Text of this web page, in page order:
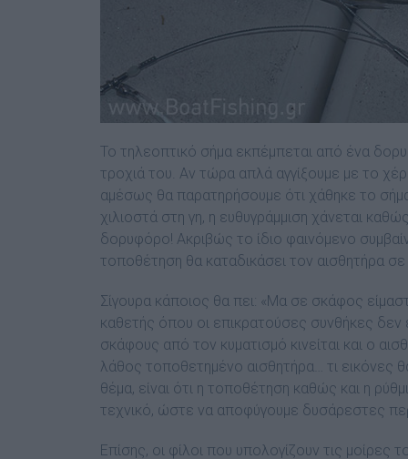
Το τηλεοπτικό σήµα εκπέµπεται από ένα
τροχιά του. Αν τώρα απλά αγγίξουµε µε το
αµέσως θα παρατηρήσουµε ότι χάθηκε το σήµα.
χιλιοστά στη γη, η ευθυγράµµιση χάνεται
δορυφόρο! Ακριβώς το ίδιο φαινόµενο
τοποθέτηση θα καταδικάσει τον αισθητήρα
Σίγουρα κάποιος θα πει: «Μα σε σκάφος
καθετής όπου οι επικρατούσες συνθήκες δεν
σκάφους από τον κυµατισµό κινείται και ο
λάθος τοποθετηµένο αισθητήρα… τι
θέµα, είναι ότι η τοποθέτηση καθώς και η
τεχνικό, ώστε να αποφύγουµε δυσάρεστες
Επίσης, οι φίλοι που υπολογίζουν τις µοίρες